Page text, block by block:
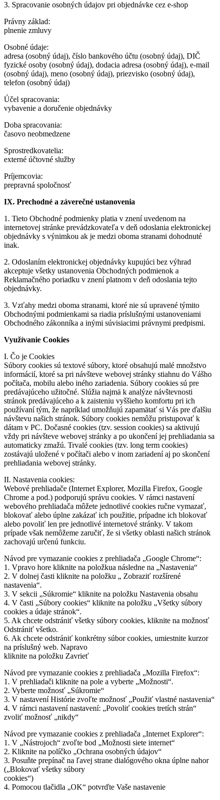
3. Spracovanie osobných údajov pri objednávke cez e-shop
Právny základ:
plnenie zmluvy
Osobné údaje:
adresa (osobný údaj), číslo bankového účtu (osobný údaj), DIČ
fyzické osoby (osobný údaj), dodacia adresa (osobný údaj), e-mail
(osobný údaj), meno (osobný údaj), priezvisko (osobný údaj),
telefon (osobný údaj)
Účel spracovania:
vybavenie a doručenie objednávky
Doba spracovania:
časovo neobmedzene
Sprostredkovatelia:
externé účtovné služby
Príjemcovia:
prepravná spoločnosť
IX. Prechodné a záverečné ustanovenia
1. Tieto Obchodné podmienky platia v znení uvedenom na
internetovej stránke prevádzkovateľa v deň odoslania elektronickej
objednávky s výnimkou ak je medzi oboma stranami dohodnuté
inak.
2. Odoslaním elektronickej objednávky kupujúci bez výhrad
akceptuje všetky ustanovenia Obchodných podmienok a
Reklamačného poriadku v znení platnom v deň odoslania tejto
objednávky.
3. Vzťahy medzi oboma stranami, ktoré nie sú upravené týmito
Obchodnými podmienkami sa riadia príslušnými ustanoveniami
Obchodného zákonníka a inými súvisiacimi právnymi predpismi.
Využívanie Cookies
I. Čo je Cookies
Súbory cookies sú textové súbory, ktoré obsahujú malé množstvo
informácií, ktoré sa pri návšteve webovej stránky stiahnu do Vášho
počítača, mobilu alebo iného zariadenia. Súbory cookies sú pre
predávajúceho užitočné. Slúžia najmä k analýze návštevnosti
stránok predávajúceho a k zaisteniu vyššieho komfortu pri ich
používaní tým, že napríklad umožňujú zapamätať si Vás pre ďalšiu
návštevu našich stránok. Súbory cookies nemôžu pristupovať k
dátam v PC. Dočasné cookies (tzv. session cookies) sa aktivujú
vždy pri návšteve webovej stránky a po ukončení jej prehliadania sa
automaticky zmažú. Trvalé cookies (tzv. long term cookies)
zostávajú uložené v počítači alebo v inom zariadení aj po skončení
prehliadania webovej stránky.
II. Nastavenia cookies:
Webové prehliadače (Internet Explorer, Mozilla Firefox, Google
Chrome a pod.) podporujú správu cookies. V rámci nastavení
webového prehliadača môžete jednotlivé cookies ručne vymazať,
blokovať alebo úplne zakázať ich použitie, prípadne ich blokovať
alebo povoliť len pre jednotlivé internetové stránky. V takom
prípade však nemôžeme zaručiť, že si všetky oblasti našich stránok
zachovajú určenú funkciu.
Návod pre vymazanie cookies z prehliadača „Google Chrome“:
1. Vpravo hore kliknite na položkua následne na „Nastavenia“
2. V dolnej časti kliknite na položku „ Zobraziť rozšírené
nastavenia“.
3. V sekcii „Súkromie“ kliknite na položku Nastavenia obsahu
4. V časti „Súbory cookies“ kliknite na položku „Všetky súbory
cookies a údaje stránok“.
5. Ak chcete odstrániť všetky súbory cookies, kliknite na možnosť
Odstrániť všetko.
6. Ak chcete odstrániť konkrétny súbor cookies, umiestnite kurzor
na príslušný web. Napravo
kliknite na položku Zavrieť
Návod pre vymazanie cookies z prehliadača „Mozilla Firefox“:
1. V prehliadači kliknite na pole a vyberte „Možnosti“.
2. Vyberte možnosť „Súkromie“
3. V nastavení Histórie zvoľte možnosť „Použiť vlastné nastavenia“
4. V rámci nastavení nastavení: „Povoliť cookies tretích strán“
zvoliť možnosť „nikdy“
Návod pre vymazanie cookies z prehliadača „Internet Explorer“:
1. V „Nástrojoch“ zvoľte bod „Možnosti siete internet“
2. Kliknite na políčko „Ochrana osobných údajov“
3. Posuňte prepínač na ľavej strane dialógového okna úplne nahor
(„Blokovať všetky súbory
cookies“)
4. Pomocou tlačidla „OK“ potvrďte Vaše nastavenie